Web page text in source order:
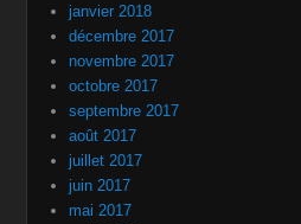
janvier 2018
décembre 2017
novembre 2017
octobre 2017
septembre 2017
août 2017
juillet 2017
juin 2017
mai 2017